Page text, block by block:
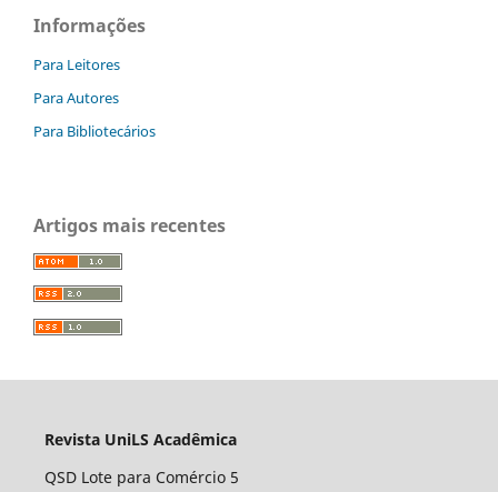
Informações
Para Leitores
Para Autores
Para Bibliotecários
Artigos mais recentes
Revista UniLS Acadêmica
QSD Lote para Comércio 5